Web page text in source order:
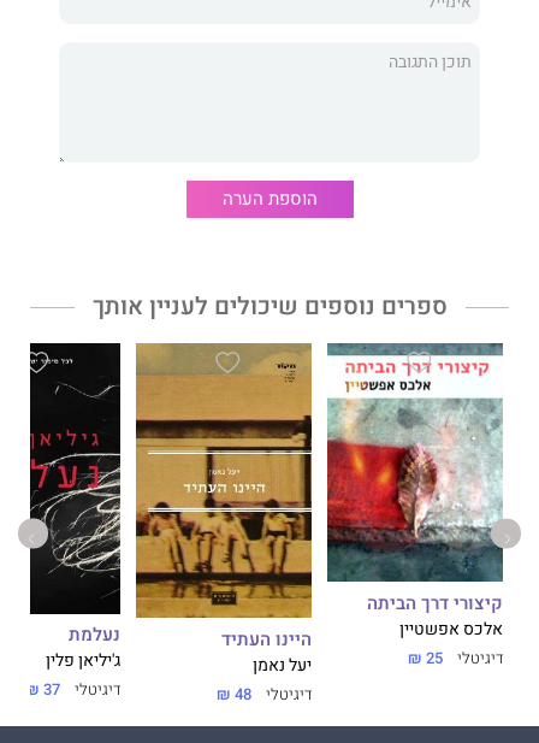
נחמה ליבוביץשכתבה המחברת לפני יותר מעשור. הוא אינו ספר
היא זוכת פרס ראש הממשלה לשנת 2017. ספריה
הקודמים של המחברת בהוצאת ידיעות ספרים:
אם אשמע קול אחר,ככה נראית גאולה
הוספת הערה
ספרים נוספים שיכולים לעניין אותך
קיצורי דרך הביתה
אלכס אפשטיין
דיגיטלי 25 ₪
היינו העתיד
יעל נאמן
דיגיטלי 48 ₪
נעלמת
ג'יליאן פלין
דיגיטלי 37 ₪